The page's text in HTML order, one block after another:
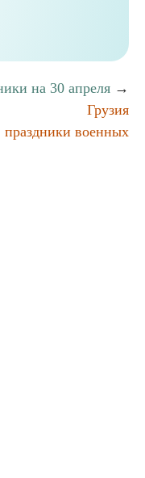
на 30 апреля →
Грузия
праздники военных